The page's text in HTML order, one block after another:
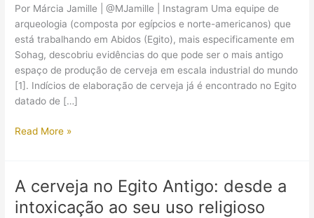
Por Márcia Jamille | @MJamille | Instagram Uma equipe de
arqueologia (composta por egípcios e norte-americanos) que
está trabalhando em Abidos (Egito), mais especificamente em
Sohag, descobriu evidências do que pode ser o mais antigo
espaço de produção de cerveja em escala industrial do mundo
[1]. Indícios de elaboração de cerveja já é encontrado no Egito
datado de […]
Cervejaria
5.000
anos
Read More »
A cerveja no Egito Antigo: desde a
intoxicação ao seu uso religioso